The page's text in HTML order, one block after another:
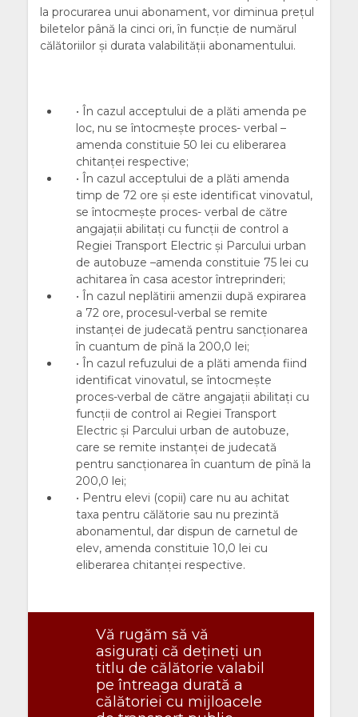
la procurarea unui abonament, vor diminua prețul
biletelor până la cinci ori, în funcție de numărul
călătoriilor și durata valabilității abonamentului.
• În cazul acceptului de a plăti amenda pe
loc, nu se întocmeşte proces- verbal –
amenda constituie 50 lei cu eliberarea
chitanţei respective;
• În cazul acceptului de a plăti amenda
timp de 72 ore şi este identificat vinovatul,
se întocmeşte proces- verbal de către
angajaţii abilitaţi cu funcţii de control a
Regiei Transport Electric şi Parcului urban
de autobuze –amenda constituie 75 lei cu
achitarea în casa acestor întreprinderi;
• În cazul neplătirii amenzii după expirarea
a 72 ore, procesul-verbal se remite
instanţei de judecată pentru sancţionarea
în cuantum de pînă la 200,0 lei;
• În cazul refuzului de a plăti amenda fiind
identificat vinovatul, se întocmeşte
proces-verbal de către angajaţii abilitaţi cu
funcţii de control ai Regiei Transport
Electric şi Parcului urban de autobuze,
care se remite instanţei de judecată
pentru sancţionarea în cuantum de pînă la
200,0 lei;
• Pentru elevi (copii) care nu au achitat
taxa pentru călătorie sau nu prezintă
abonamentul, dar dispun de carnetul de
elev, amenda constituie 10,0 lei cu
eliberarea chitanţei respective.
Vă rugăm să vă
asigurați că dețineți un
titlu de călătorie valabil
pe întreaga durată a
călătoriei cu mijloacele